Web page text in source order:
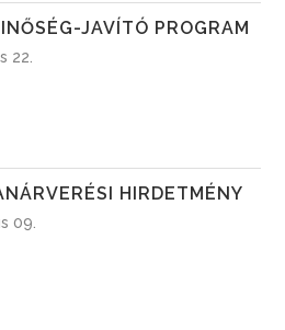
JAVÍTÓ PROGRAM
22.
HIRDETMÉNY
09.